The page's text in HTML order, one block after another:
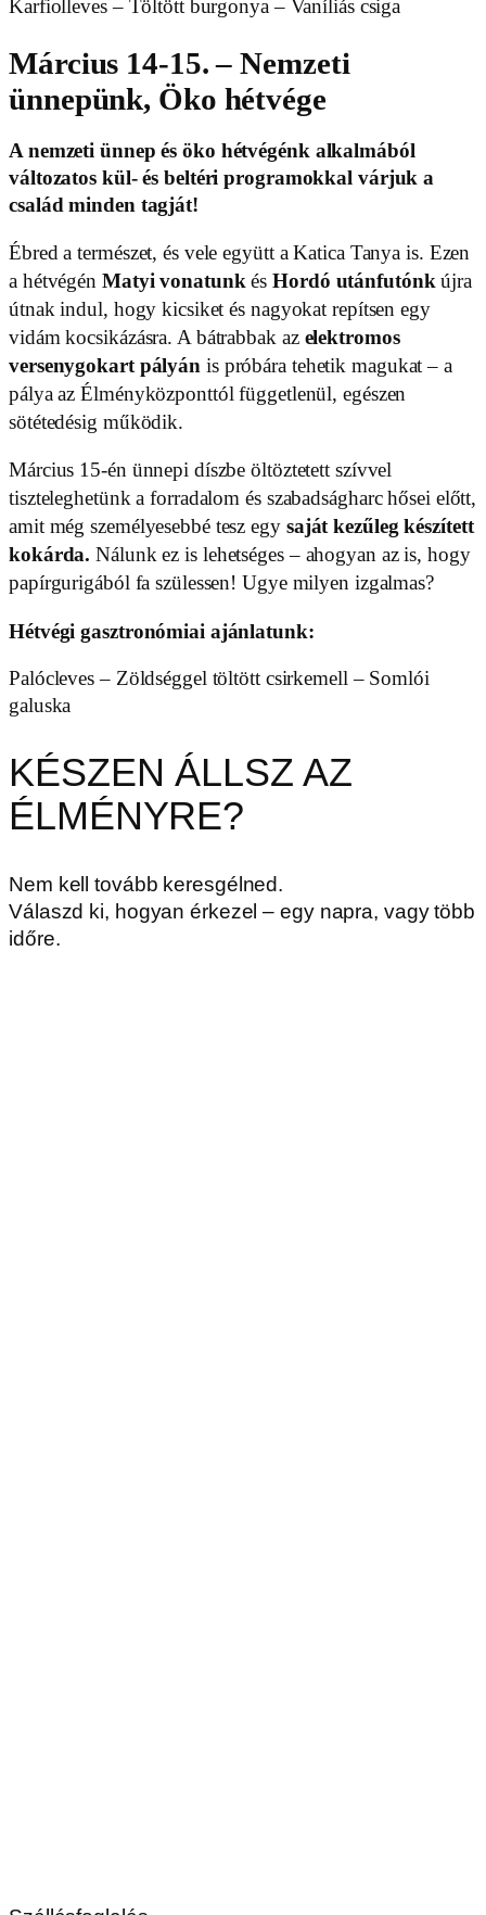
Karfiolleves – Töltött burgonya – Vaníliás csiga
Március 14-15. – Nemzeti
ünnepünk, Öko hétvége
A nemzeti ünnep és öko hétvégénk alkalmából
változatos kül- és beltéri programokkal várjuk a
család minden tagját!
Ébred a természet, és vele együtt a Katica Tanya is. Ezen
a hétvégén Matyi vonatunk és Hordó utánfutónk újra
útnak indul, hogy kicsiket és nagyokat repítsen egy
vidám kocsikázásra. A bátrabbak az elektromos
versenygokart pályán is próbára tehetik magukat – a
pálya az Élményközponttól függetlenül, egészen
sötétedésig működik.
Március 15-én ünnepi díszbe öltöztetett szívvel
tiszteleghetünk a forradalom és szabadságharc hősei előtt,
amit még személyesebbé tesz egy saját kezűleg készített
kokárda.Nálunk ez is lehetséges – ahogyan az is, hogy
papírgurigából fa szülessen! Ugye milyen izgalmas?
Hétvégi gasztronómiai ajánlatunk:
Palócleves – Zöldséggel töltött csirkemell – Somlói
galuska
KÉSZEN ÁLLSZ AZ
ÉLMÉNYRE?
Nem kell tovább keresgélned.
Válaszd ki, hogyan érkezel – egy napra, vagy több
időre.